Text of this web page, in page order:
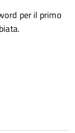
per il primo